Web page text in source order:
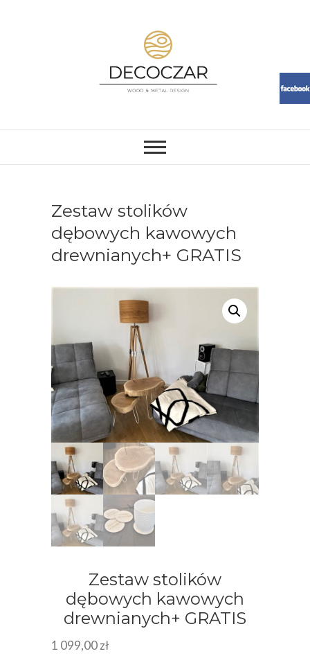
DECOCZAR
MEBLE, ŻYWICA, WOOD
Zestaw stolików
dębowych kawowych
drewnianych+ GRATIS
Zestaw stolików
dębowych kawowych
drewnianych+ GRATIS
1 099,00zł